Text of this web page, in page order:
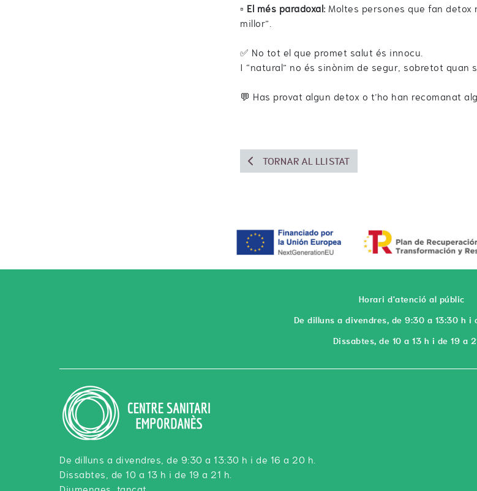
▫️ El més paradoxal:Moltes persones que fan detox
millor”.
✅ No tot el que promet salut és innocu.
I “natural” no és sinònim de segur, sobretot quan
💬 Has provat algun detox o t’ho han recomanat
TORNAR AL LLISTAT
Horari d'atenció al públic
De dilluns a divendres, de 9:30 a 13:30 h i
Dissabtes, de 10 a 13 h i de 19 a
De dilluns a divendres, de 9:30 a 13:30 h i de 16 a 20 h.
Dissabtes, de 10 a 13 h i de 19 a 21 h.